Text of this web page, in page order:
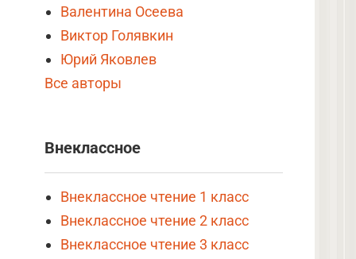
Валентина Осеева
Виктор Голявкин
Юрий Яковлев
Все авторы
Внеклассное
Внеклассное чтение 1 класс
Внеклассное чтение 2 класс
Внеклассное чтение 3 класс